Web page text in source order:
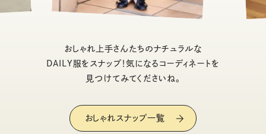
おしゃれ上手さんたちのナチュラルな
DAILY服をスナップ！気になるコーディネートを
見つけてみてくださいね。
おしゃれスナップ一覧